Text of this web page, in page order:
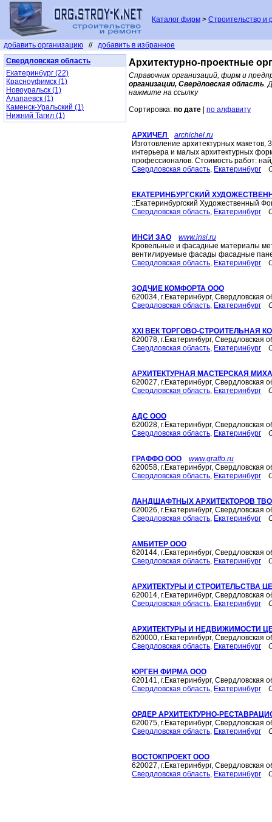
Каталог фирм > Строительство и
добавить организацию // добавить в избранное
Свердловская область
Екатеринбург (22)
Красноуфимск (1)
Новоуральск (1)
Алапаевск (1)
Каменск-Уральский (1)
Нижний Тагил (1)
Архитектурно-проектные
Справочник организаций, фирм и
организации, Свердловская область.
нажмите на ссылку
Сортировка: по дате по алфавиту
АРХИЧЕЛ
archichel.ru
Изготовление архитектурных
интерьера и малых архитектурных
профессионалов. Стоимость работ:
Свердловская область, Екатеринбург
ЕКАТЕРИНБУРГСКИЙ
::Екатеринбургский Художественный
Свердловская область, Екатеринбург
ИНСИ ЗАО
www.insi.ru
Кровельные и фасадные материалы
вентилируемые фасады фасадные
Свердловская область, Екатеринбург
ЗОДЧИЕ КОМФОРТА ООО
620034, г.Екатеринбург, Свердловская
Свердловская область, Екатеринбург
XXI ВЕК ТОРГОВО-СТРОИТЕЛЬНАЯ
620078, г.Екатеринбург, Свердловская
Свердловская область, Екатеринбург
АРХИТЕКТУРНАЯ МАСТЕРСКАЯ
620027, г.Екатеринбург, Свердловская
Свердловская область, Екатеринбург
АДС ООО
620028, г.Екатеринбург, Свердловская
Свердловская область, Екатеринбург
ГРАФФО ООО
www.graffo.ru
620058, г.Екатеринбург, Свердловская
Свердловская область, Екатеринбург
ЛАНДШАФТНЫХ АРХИТЕКТОРОВ
620026, г.Екатеринбург,
Свердловская область, Екатеринбург
АМБИТЕР ООО
620144, г.Екатеринбург, Свердловская
Свердловская область, Екатеринбург
АРХИТЕКТУРЫ И СТРОИТЕЛЬСТВА
620014, г.Екатеринбург, Свердловская
Свердловская область, Екатеринбург
АРХИТЕКТУРЫ И НЕДВИЖИМОСТИ
620000, г.Екатеринбург, Свердловская
Свердловская область, Екатеринбург
ЮРГЕН ФИРМА ООО
620141, г.Екатеринбург, Свердловская
Свердловская область, Екатеринбург
ОРДЕР АРХИТЕКТУРНО-
620075, г.Екатеринбург, Свердловская
Свердловская область, Екатеринбург
ВОСТОКПРОЕКТ ООО
620027, г.Екатеринбург, Свердловская
Свердловская область, Екатеринбург